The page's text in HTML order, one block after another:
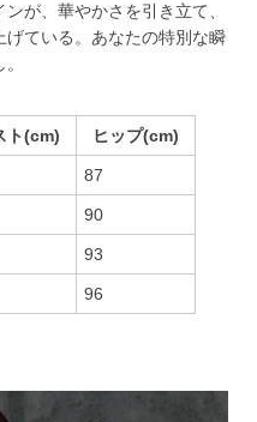
が、華やかさを引き立て、
ている。あなたの特別な瞬
ト(cm) ヒップ(cm)
87
90
93
96